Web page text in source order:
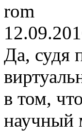
rom
Да, судя
в том,
научный